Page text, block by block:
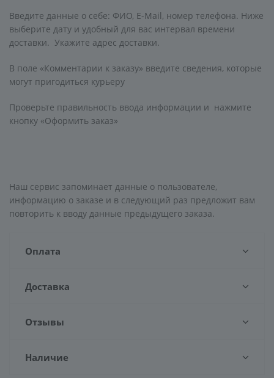
Введите данные о себе: ФИО, E-Mail, номер телефона. Ниже
выберите дату и удобный для вас интервал времени
доставки. Укажите адрес доставки.
В поле «Комментарии к заказу» введите сведения, которые
могут пригодиться курьеру
Проверьте правильность ввода информации и нажмите
кнопку «Оформить заказ»
Наш сервис запоминает данные о пользователе,
информацию о заказе и в следующий раз предложит вам
повторить к вводу данные предыдущего заказа.
Оплата
Доставка
Отзывы
Наличие